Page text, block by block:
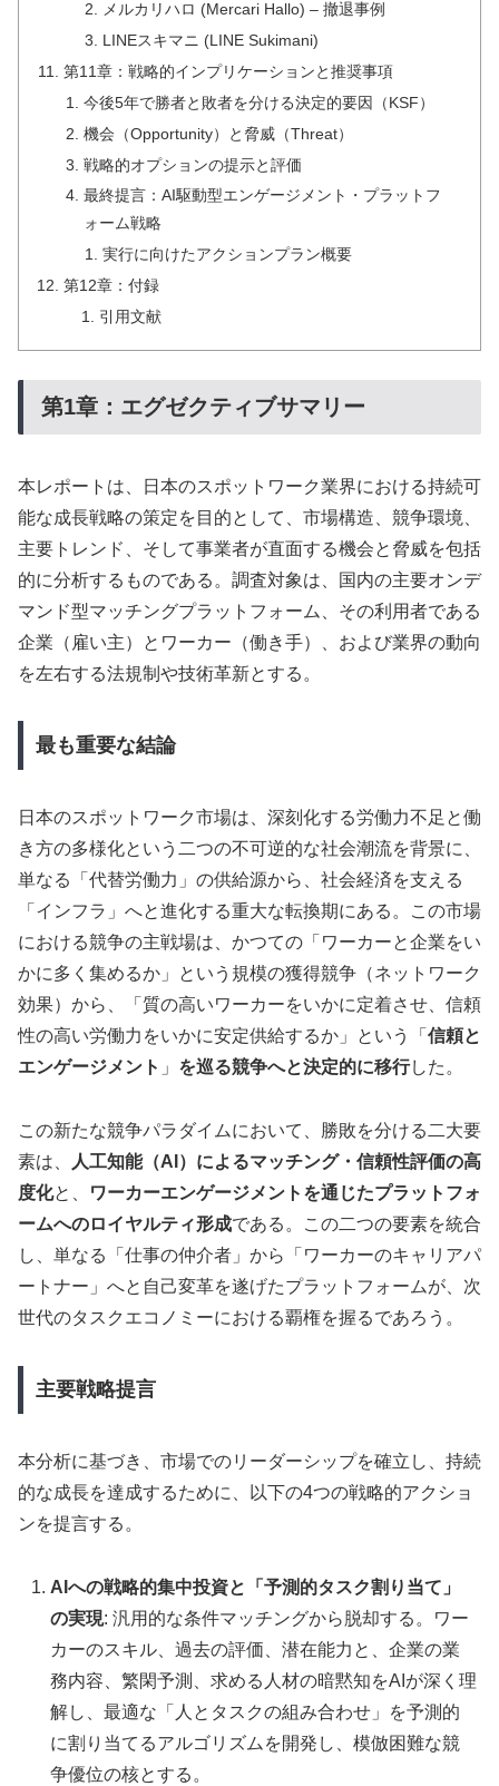
メルカリハロ (Mercari Hallo) – 撤退事例
LINEスキマニ (LINE Sukimani)
第11章：戦略的インプリケーションと推奨事項
今後5年で勝者と敗者を分ける決定的要因（KSF）
機会（Opportunity）と脅威（Threat）
戦略的オプションの提示と評価
最終提言：AI駆動型エンゲージメント・プラットフ
ォーム戦略
実行に向けたアクションプラン概要
第12章：付録
引用文献
第1章：エグゼクティブサマリー
本レポートは、日本のスポットワーク業界における持続可
能な成長戦略の策定を目的として、市場構造、競争環境、
主要トレンド、そして事業者が直面する機会と脅威を包括
的に分析するものである。調査対象は、国内の主要オンデ
マンド型マッチングプラットフォーム、その利用者である
企業（雇い主）とワーカー（働き手）、および業界の動向
を左右する法規制や技術革新とする。
最も重要な結論
日本のスポットワーク市場は、深刻化する労働力不足と働
き方の多様化という二つの不可逆的な社会潮流を背景に、
単なる「代替労働力」の供給源から、社会経済を支える
「インフラ」へと進化する重大な転換期にある。この市場
における競争の主戦場は、かつての「ワーカーと企業をい
かに多く集めるか」という規模の獲得競争（ネットワーク
効果）から、「質の高いワーカーをいかに定着させ、信頼
性の高い労働力をいかに安定供給するか」という「 信頼と
エンゲージメント 」 を巡る競争へと決定的に移行した。
この新たな競争パラダイムにおいて、勝敗を分ける二大要
素は、
人工知能（AI）によるマッチング・信頼性評価の高
度化と、
ワーカーエンゲージメントを通じたプラットフォ
ームへのロイヤルティ形成である。この二つの要素を統合
し、単なる「仕事の仲介者」から「ワーカーのキャリアパ
ートナー」へと自己変革を遂げたプラットフォームが、次
世代のタスクエコノミーにおける覇権を握るであろう。
主要戦略提言
本分析に基づき、市場でのリーダーシップを確立し、持続
的な成長を達成するために、以下の4つの戦略的アクショ
ンを提言する。
AIへの戦略的集中投資と「予測的タスク割り当て」
の実現: 汎用的な条件マッチングから脱却する。ワー
カーのスキル、過去の評価、潜在能力と、企業の業
務内容、繁閑予測、求める人材の暗黙知をAIが深く理
解し、最適な「人とタスクの組み合わせ」を予測的
に割り当てるアルゴリズムを開発し、模倣困難な競
争優位の核とする。